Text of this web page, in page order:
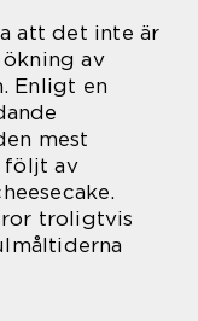
att det inte är
av
Enligt en
mest
följt av
troligtvis